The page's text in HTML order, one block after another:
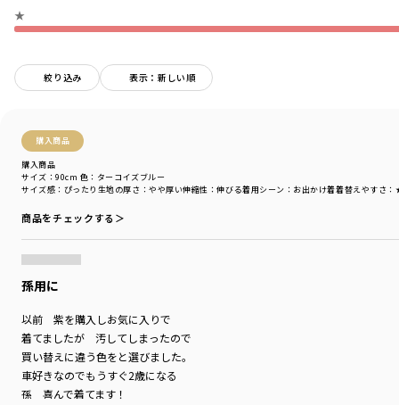
★
絞り込み 表示：新しい順
購入商品
購入商品
サイズ感 ：ぴったり 生地の厚さ ：やや厚い伸縮性 ：伸びる着用シーン ：お出かけ着着替えやすさ
サイズ：90cm 色：ターコイズブルー
商品をチェックする＞
孫用に
以前 紫を購入しお気に入りで
着てましたが 汚してしまったので
買い替えに違う色をと選びました。
車好きなのでもうすぐ2歳になる
孫 喜んで着てます！
伸縮性：あり
着用イメージ/カラー：ターコイズブルー
モデル：身長112.0cm 体重19kg
ブランド
シーズン
カテゴリ
／トップス
カラー
／ブルー
商品番号